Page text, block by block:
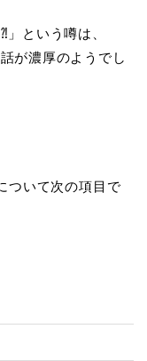
という噂は、
が濃厚のようでし
ついて次の項目で